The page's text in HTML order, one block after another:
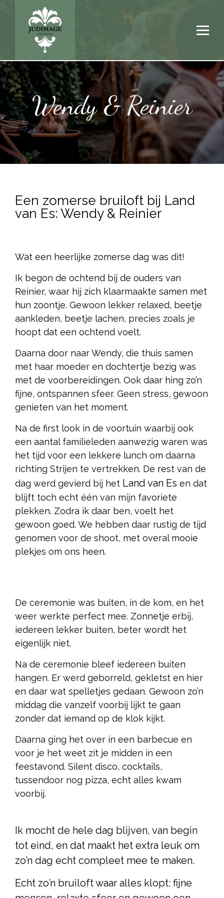
Wendy & Reinier
Een zomerse bruiloft bij Land
van Es: Wendy & Reinier
Wat een heerlijke zomerse dag was dit!
Ik begon de ochtend bij de ouders van
Reinier, waar hij zich klaarmaakte samen met
hun zoontje. Gewoon lekker relaxed, beetje
aankleden, beetje lachen, precies zoals je
hoopt dat een ochtend voelt.
Daarna door naar Wendy, die thuis samen
met haar moeder en dochtertje bezig was
met de voorbereidingen. Ook daar hing zo’n
fijne, ontspannen sfeer. Geen stress, gewoon
genieten van het moment.
Na de first look in de voortuin waarbij ook
een aantal familieleden aanwezig waren was
het tijd voor een lekkere lunch om daarna
richting Strijen te vertrekken. De rest van de
dag werd gevierd bij het Land van Es en dat
blijft toch echt één van mijn favoriete
plekken. Zodra ik daar ben, voelt het
gewoon goed. We hebben daar rustig de tijd
genomen voor de shoot, met overal mooie
plekjes om ons heen.
De ceremonie was buiten, in de kom, en het
weer werkte perfect mee. Zonnetje erbij,
iedereen lekker buiten, beter wordt het
eigenlijk niet.
Na de ceremonie bleef iedereen buiten
hangen. Er werd geborreld, gekletst en hier
en daar wat spelletjes gedaan. Gewoon zo’n
middag die vanzelf voorbij lijkt te gaan
zonder dat iemand op de klok kijkt.
Daarna ging het over in een barbecue en
voor je het weet zit je midden in een
feestavond. Silent disco, cocktails,
tussendoor nog pizza, echt alles kwam
voorbij.
Ik mocht de hele dag blijven, van begin
tot eind, en dat maakt het extra leuk om
zo’n dag echt compleet mee te maken.
Echt zo’n bruiloft waar alles klopt: fijne